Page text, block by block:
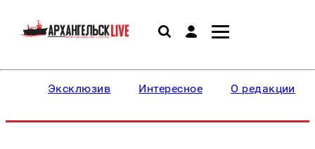
Эксклюзив Интересное О редакции